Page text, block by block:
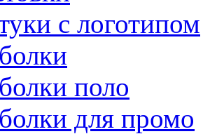
с логотипом
поло
для промо